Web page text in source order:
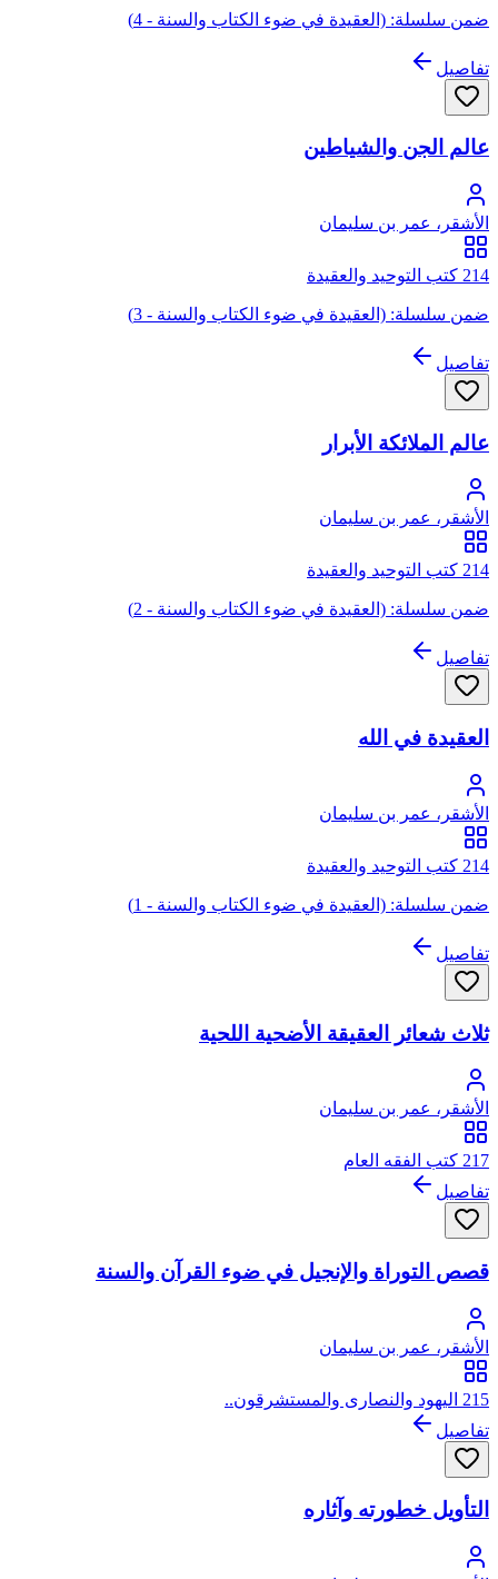
ضمن سلسلة: (العقيدة في ضوء الكتاب والسنة - 4)
تفاصيل
عالم الجن والشياطين
الأشقر، عمر بن سليمان
214 كتب التوحيد والعقيدة
ضمن سلسلة: (العقيدة في ضوء الكتاب والسنة - 3)
تفاصيل
عالم الملائكة الأبرار
الأشقر، عمر بن سليمان
214 كتب التوحيد والعقيدة
ضمن سلسلة: (العقيدة في ضوء الكتاب والسنة - 2)
تفاصيل
العقيدة في الله
الأشقر، عمر بن سليمان
214 كتب التوحيد والعقيدة
ضمن سلسلة: (العقيدة في ضوء الكتاب والسنة - 1)
تفاصيل
ثلاث شعائر العقيقة الأضحية اللحية
الأشقر، عمر بن سليمان
217 كتب الفقه العام
تفاصيل
قصص التوراة والإنجيل في ضوء القرآن والسنة
الأشقر، عمر بن سليمان
215 اليهود والنصارى والمستشرقون..
تفاصيل
التأويل خطورته وآثاره